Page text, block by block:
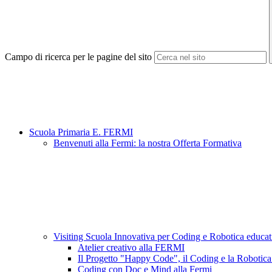
Campo di ricerca per le pagine del sito
Scuola Primaria E. FERMI
Benvenuti alla Fermi: la nostra Offerta Formativa
Visiting Scuola Innovativa per Coding e Robotica
Atelier creativo alla FERMI
Il Progetto "Happy Code", il Coding e la
Coding con Doc e Mind alla Fermi